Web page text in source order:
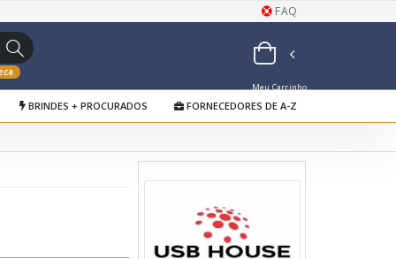
FAQ
Meu Carrinho
de Orçamentos
BRINDES + PROCURADOS FORNECEDORES DE A-Z